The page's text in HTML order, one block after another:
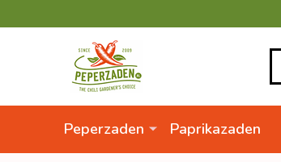
Peperzaden Paprikazaden